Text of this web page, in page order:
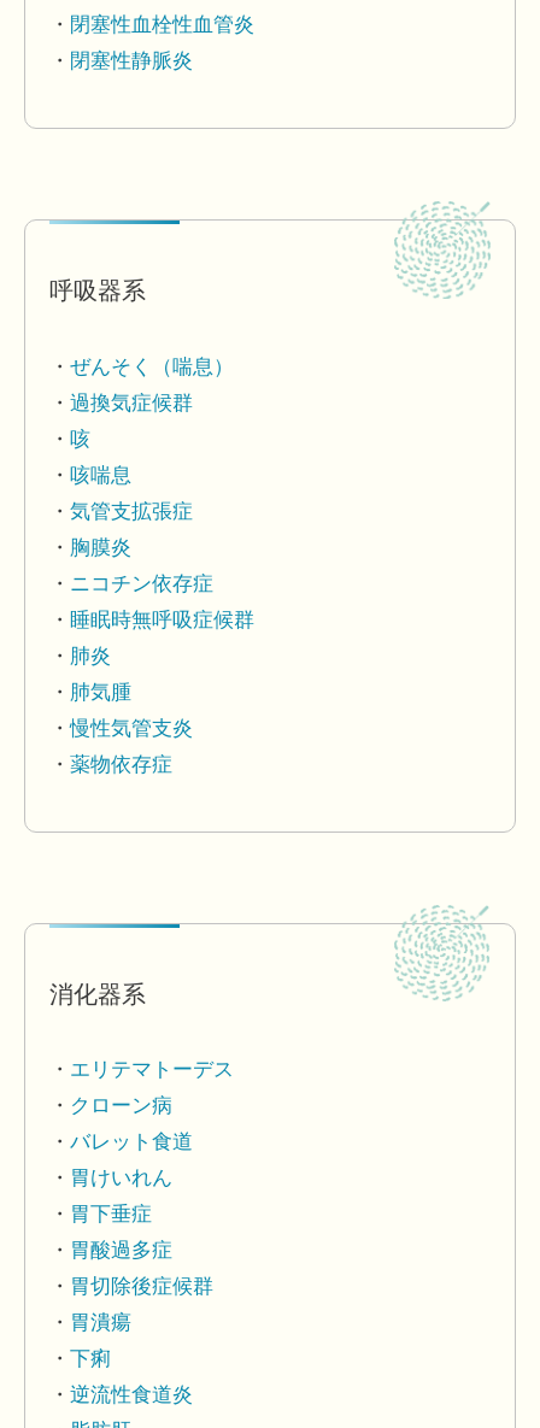
閉塞性血栓性血管炎
閉塞性静脈炎
呼吸器系
ぜんそく（喘息）
過換気症候群
咳
咳喘息
気管支拡張症
胸膜炎
ニコチン依存症
睡眠時無呼吸症候群
肺炎
肺気腫
慢性気管支炎
薬物依存症
消化器系
エリテマトーデス
クローン病
バレット食道
胃けいれん
胃下垂症
胃酸過多症
胃切除後症候群
胃潰瘍
下痢
逆流性食道炎